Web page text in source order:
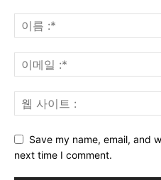
Save my name, email, and
next time I comment.